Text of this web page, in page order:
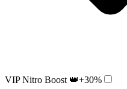
VIP Nitro Boost 👑+30%